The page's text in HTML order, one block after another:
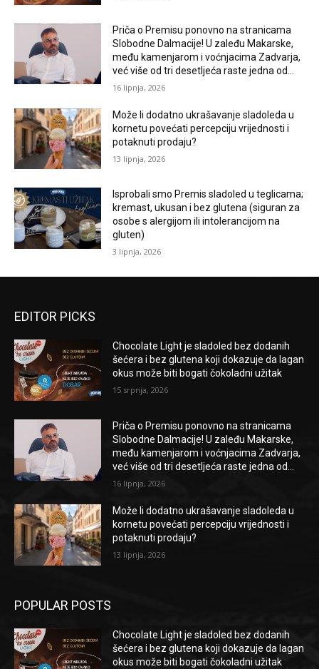
Priča o Premisu ponovno na stranicama
Slobodne Dalmacije! U zaleđu Makarske,
među kamenjarom i voćnjacima Zadvarja,
već više od tri desetljeća raste jedna od...
16 lipnja, 2026
Može li dodatno ukrašavanje sladoleda u
kornetu povećati percepciju vrijednosti i
potaknuti prodaju?
13 lipnja, 2026
Isprobali smo Premis sladoled u teglicama;
kremast, ukusan i bez glutena (siguran za
osobe s alergijom ili intolerancijom na
gluten)
3 lipnja, 2026
EDITOR PICKS
Chocolate Light je sladoled bez dodanih
šećera i bez glutena koji dokazuje da lagan
okus može biti bogati čokoladni užitak
15 srpnja, 2026
Priča o Premisu ponovno na stranicama
Slobodne Dalmacije! U zaleđu Makarske,
među kamenjarom i voćnjacima Zadvarja,
već više od tri desetljeća raste jedna od...
16 lipnja, 2026
Može li dodatno ukrašavanje sladoleda u
kornetu povećati percepciju vrijednosti i
potaknuti prodaju?
13 lipnja, 2026
POPULAR POSTS
Chocolate Light je sladoled bez dodanih
šećera i bez glutena koji dokazuje da lagan
okus može biti bogati čokoladni užitak